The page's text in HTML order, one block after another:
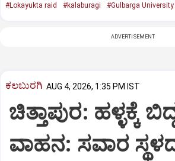
#Lokayukta raid #kalaburagi #Gulbarga University
ADVERTISEMENT
ಕಲಬುರಗಿ AUG 4, 2026, 1:35 PM IST
ಚಿತ್ತಾಪುರ: ಹಳ್ಳಕ್ಕೆ
ವಾಹನ: ಸವಾರ